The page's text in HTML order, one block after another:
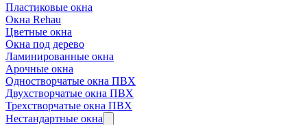
Пластиковые окна
Окна Rehau
Цветные окна
Окна под дерево
Ламинированные окна
Арочные окна
Одностворчатые окна ПВХ
Двухстворчатые окна ПВХ
Трехстворчатые окна ПВХ
Нестандартные окна